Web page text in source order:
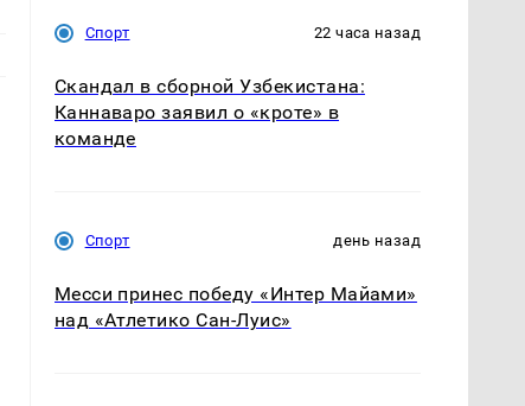
Спорт 22 часа назад
Скандал в сборной Узбекистана:
Каннаваро заявил о «кроте» в
команде
Спорт день назад
Месси принес победу «Интер Майами»
над «Атлетико Сан-Луис»